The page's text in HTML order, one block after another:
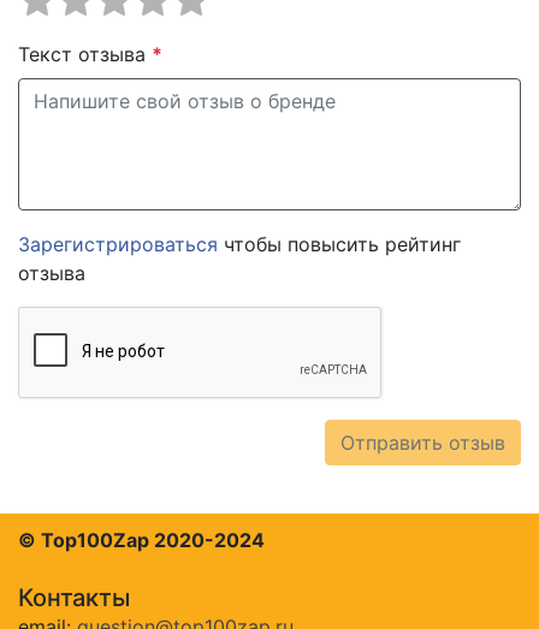
Текст отзыва *
Зарегистрироваться чтобы повысить рейтинг
отзыва
Отправить отзыв
© Top100Zap 2020-2024
Контакты